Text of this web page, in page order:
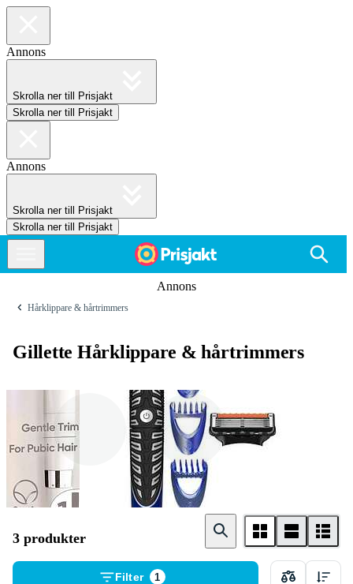
Annons
Skrolla ner till Prisjakt
Skrolla ner till Prisjakt
Annons
Skrolla ner till Prisjakt
Skrolla ner till Prisjakt
Annons
Hårklippare & hårtrimmers
Gillette Hårklippare & hårtrimmers
Skäggtrimmer
3 produkter
Filter 1